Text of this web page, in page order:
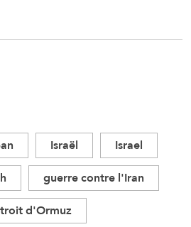
Israël
Israel
guerre contre l'Iran
d'Ormuz